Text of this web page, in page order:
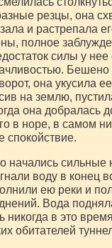
резцы, она
и растрепала
полное
силы у нее
Бешено
она укусила
на землю,
она добралась
в норе, в самом
спокойствие.
начались
воду в конец
ею реки и
Вода
никогда в это
обитателей